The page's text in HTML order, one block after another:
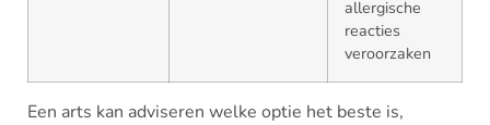
allergische
reacties
veroorzaken
Een arts kan adviseren welke optie het beste is,